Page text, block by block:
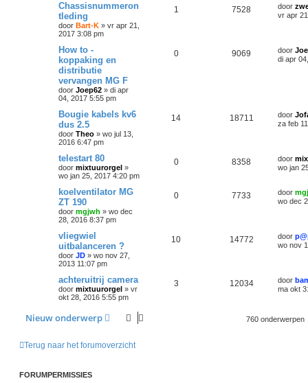
Chassisnummeron
tleding
door Bart-K » vr apr 21,
2017 3:08 pm
1 7528 door
vr apr
How to -
koppaking en
distributie
vervangen MG F
door Joep62 » di apr
04, 2017 5:55 pm
0 9069 door
di apr
Bougie kabels kv6
dus 2.5
door Theo » wo jul 13,
2016 6:47 pm
14 18711 door
za feb
telestart 80
door mixtuurorgel »
wo jan 25, 2017 4:20 pm
0 8358 door
wo jan
koelventilator MG
ZT 190
door mgjwh » wo dec
28, 2016 8:37 pm
0 7733 door
wo dec
vliegwiel
uitbalanceren ?
door JD » wo nov 27,
2013 11:07 pm
10 14772 door
wo nov
achteruitrij camera
door mixtuurorgel » vr
okt 28, 2016 5:55 pm
3 12034 door
ma okt
Nieuw onderwerp 760 onderwerpen
Terug naar het forumoverzicht
FORUMPERMISSIES